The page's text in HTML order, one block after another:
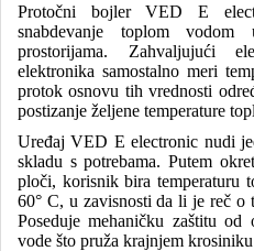
Protočni bojler VED E
snabdevanje toplom
prostorijama. Zahvaljujući
elektronika samostalno meri
protok osnovu tih vrednosti
postizanje željene temperature
Uređaj VED E electronic nudi
skladu s potrebama. Putem
ploči, korisnik bira temperaturu
60° C, u zavisnosti da li je reč
Poseduje mehaničku zaštitu
vode što pruža krajnjem